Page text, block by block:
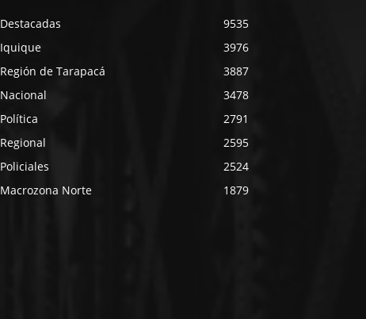
Destacadas
9535
Iquique
3976
Región de Tarapacá
3887
Nacional
3478
Política
2791
Regional
2595
Policiales
2524
Macrozona Norte
1879